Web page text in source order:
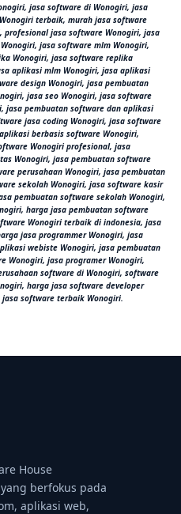
jasa software di Wonogiri, jasa
terbaik, murah jasa software
jasa software Wonogiri, jasa
jasa software mlm Wonogiri,
Wonogiri, jasa software replika
aplikasi mlm Wonogiri, jasa aplikasi
design Wonogiri, jasa pembuatan
jasa seo Wonogiri, jasa software
jasa pembuatan software dan aplikasi
jasa coding Wonogiri, jasa software
berbasis software Wonogiri,
Wonogiri profesional, jasa
Wonogiri, jasa pembuatan software
perusahaan Wonogiri, jasa pembuatan
sekolah Wonogiri, jasa software kasir
pembuatan software sekolah Wonogiri,
harga jasa pembuatan software
Wonogiri terbaik di indonesia, jasa
jasa programmer Wonogiri, jasa
webiste Wonogiri, jasa pembuatan
Wonogiri, jasa programer Wonogiri,
software di Wonogiri, software
harga jasa software developer
software terbaik Wonogiri.
House
berfokus pada
aplikasi web,